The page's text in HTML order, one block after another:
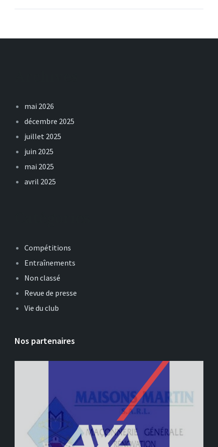
mai 2026
décembre 2025
juillet 2025
juin 2025
mai 2025
avril 2025
Compétitions
Entraînements
Non classé
Revue de presse
Vie du club
Nos partenaires